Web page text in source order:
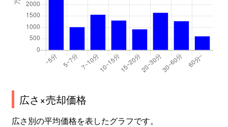
広さ×売却価格
広さ別の平均価格を表したグラフです。